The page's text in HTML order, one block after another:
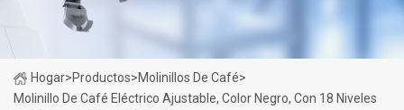
Hogar>Productos>Molinillos De Café>
Molinillo De Café Eléctrico Ajustable, Color Negro, Con 18 Niveles